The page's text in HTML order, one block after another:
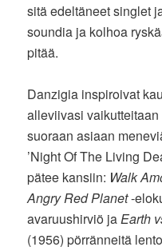
sitä edeltäneet singlet
soundia ja kolhoa
pitää.
Danzigia inspiroivat
alleviivasi
suoraan asiaan
’Night Of The Living
pätee kansiin: Walk
Angry Red Planet-
avaruushirviö ja Earth
(1956) pörränneitä